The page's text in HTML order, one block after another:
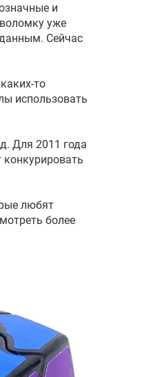
и
уже
Сейчас
то
использовать
Для 2011 года
конкурировать
любят
более